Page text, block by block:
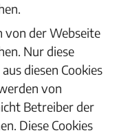
von der Webseite
Nur diese
diesen Cookies
von
Betreiber der
Diese Cookies